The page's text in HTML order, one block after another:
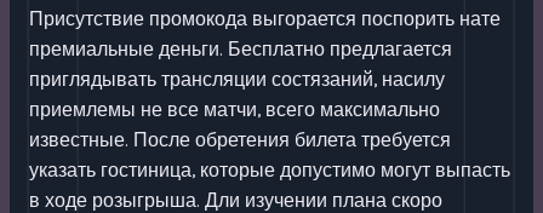
Присутствие промокода выгорается поспорить нате
премиальные деньги. Бесплатно предлагается
приглядывать трансляции состязаний, насилу
приемлемы не все матчи, всего максимально
известные. После обретения билета требуется
указать гостиница, которые допустимо могут выпасть
в ходе розыгрыша. Дли изучении плана скоро